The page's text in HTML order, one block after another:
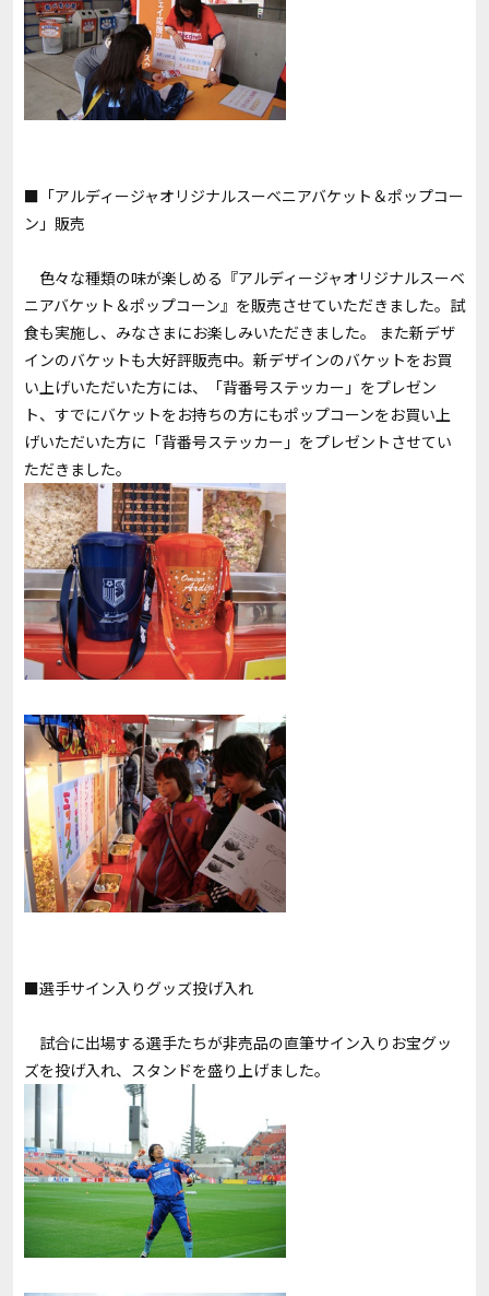
■「アルディージャオリジナルスーベニアバケット＆ポップコー
ン」販売
色々な種類の味が楽しめる『アルディージャオリジナルスーベ
ニアバケット＆ポップコーン』を販売させていただきました。試
食も実施し、みなさまにお楽しみいただきました。 また新デザ
インのバケットも大好評販売中。新デザインのバケットをお買
い上げいただいた方には、「背番号ステッカー」をプレゼン
ト、すでにバケットをお持ちの方にもポップコーンをお買い上
げいただいた方に「背番号ステッカー」をプレゼントさせてい
ただきました。
■選手サイン入りグッズ投げ入れ
試合に出場する選手たちが非売品の直筆サイン入りお宝グッ
ズを投げ入れ、スタンドを盛り上げました。